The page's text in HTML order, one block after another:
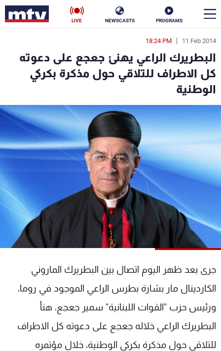
PROGRAMS
NEWSCASTS
LIVE
11 Feb 2014
18:24 PM
البطريرك الراعي يهنئ جعجع على دعوته
كل الاطراف للتلاقي حول مذكرة بكركي
الوطنية
جرى بعد ظهر اليوم اتصال بين البطريرك الماروني
الكاردينال مار بشارة بطرس الراعي الموجود في روما،
ورئيس حزب "القوات اللبنانية" سمير جعجع، هنأ
البطريرك الراعي خلاله جعجع على دعوته كل الاطراف
للتلاقي حول مذكرة بكركي الوطنية، خلال مؤتمره
en
الأخبار
سياسة
فن
منوعات رياضة
كأس العالم
جدول البرامج
شاهد البرامج
الترددات
الإنـتـاج
تواصل معنا
سياسة الخصوصية